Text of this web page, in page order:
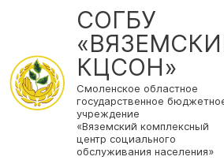
СОГБУ
КЦСОН»
Смоленское областное
государственное
учреждение
«Вяземский комплексный
центр социального
обслуживания населения»